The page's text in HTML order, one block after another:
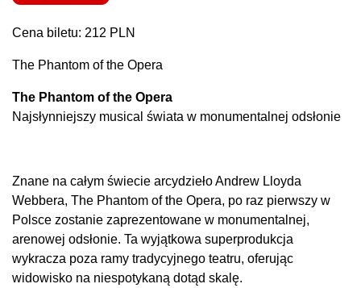
Cena biletu: 212 PLN
The Phantom of the Opera
The Phantom of the Opera
Najsłynniejszy musical świata w monumentalnej odsłonie
Znane na całym świecie arcydzieło Andrew Lloyda
Webbera, The Phantom of the Opera, po raz pierwszy w
Polsce zostanie zaprezentowane w monumentalnej,
arenowej odsłonie. Ta wyjątkowa superprodukcja
wykracza poza ramy tradycyjnego teatru, oferując
widowisko na niespotykaną dotąd skalę.